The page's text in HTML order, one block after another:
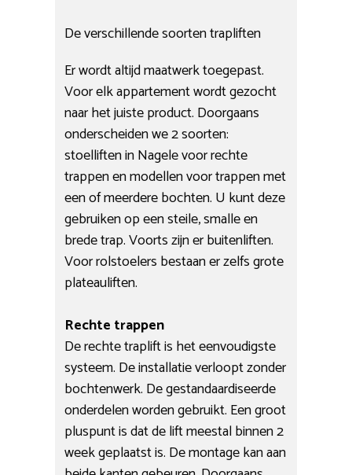
De verschillende soorten trapliften
Er wordt altijd maatwerk toegepast.
Voor elk appartement wordt gezocht
naar het juiste product. Doorgaans
onderscheiden we 2 soorten:
stoelliften in Nagele voor rechte
trappen en modellen voor trappen met
een of meerdere bochten. U kunt deze
gebruiken op een steile, smalle en
brede trap. Voorts zijn er buitenliften.
Voor rolstoelers bestaan er zelfs grote
plateauliften.
Rechte trappen
De rechte traplift is het eenvoudigste
systeem. De installatie verloopt zonder
bochtenwerk. De gestandaardiseerde
onderdelen worden gebruikt. Een groot
pluspunt is dat de lift meestal binnen 2
week geplaatst is. De montage kan aan